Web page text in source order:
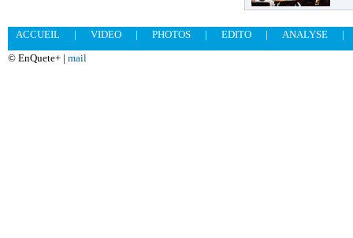
ACCUEIL | VIDEO | PHOTOS | EDITO | ANALYSE
|
© EnQuete+ | mail